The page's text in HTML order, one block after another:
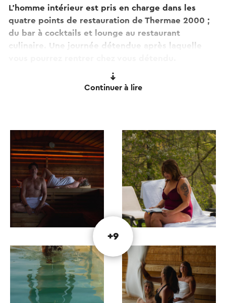
L'homme intérieur est pris en charge dans les
quatre points de restauration de Thermae 2000 ;
du bar à cocktails et lounge au restaurant
culinaire. Une journée détendue après laquelle
toujours deux jours d'accès, vous avez donc
encore plus de temps pour vous détendre.
Innovations à Thermae 2000
L'INFINI est ouvert ! Dans l'INFINITUM, sept zones
différentes offrent des expériences de repos actif
et passif, avec le sauna panoramique comme cœur
battant, où des infusions quotidiennes sont
fournies par des maîtres de sauna professionnels.
Deux nouvelles suites jacuzzi de luxe ont
également été ouvertes au sommet de la
pyramide de l'hôtel et l'espace extérieur a été
rénové.
Continuer à lire
+9